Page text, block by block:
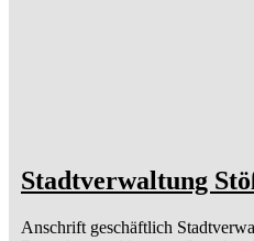
Stadtverwaltung
Anschrift geschäftlich